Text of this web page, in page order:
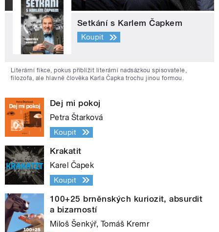
Setkání s Karlem Čapkem
Koupit
Literární fikce, pokus přiblížit literární nadsázkou spisovatele,
filozofa, ale hlavně člověka Karla Čapka trochu jinou formou.
Dej mi pokoj
Petra Štarková
Koupit
Krakatit
Karel Čapek
Koupit
100+25 brněnských kuriozit, absurdit
a bizarností
Miloš Šenkýř, Tomáš Kremr